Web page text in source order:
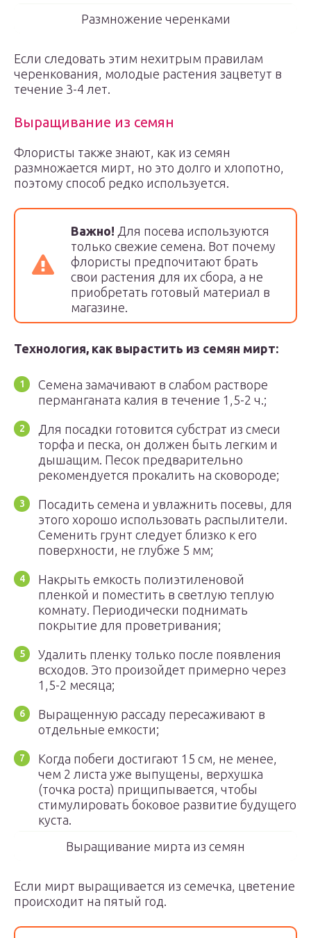
Размножение черенками
Если следовать этим нехитрым правилам
черенкования, молодые растения зацветут в
течение 3-4 лет.
Выращивание из семян
Флористы также знают, как из семян
размножается мирт, но это долго и хлопотно,
поэтому способ редко используется.
Важно! Для посева используются
только свежие семена. Вот почему
флористы предпочитают брать
свои растения для их сбора, а не
приобретать готовый материал в
магазине.
Технология, как вырастить из семян мирт:
Семена замачивают в слабом растворе
перманганата калия в течение 1,5-2 ч.;
Для посадки готовится субстрат из смеси
торфа и песка, он должен быть легким и
дышащим. Песок предварительно
рекомендуется прокалить на сковороде;
Посадить семена и увлажнить посевы, для
этого хорошо использовать распылители.
Семенить грунт следует близко к его
поверхности, не глубже 5 мм;
Накрыть емкость полиэтиленовой
пленкой и поместить в светлую теплую
комнату. Периодически поднимать
покрытие для проветривания;
Удалить пленку только после появления
всходов. Это произойдет примерно через
1,5-2 месяца;
Выращенную рассаду пересаживают в
отдельные емкости;
Когда побеги достигают 15 см, не менее,
чем 2 листа уже выпущены, верхушка
(точка роста) прищипывается, чтобы
стимулировать боковое развитие будущего
куста.
Выращивание мирта из семян
Если мирт выращивается из семечка, цветение
происходит на пятый год.